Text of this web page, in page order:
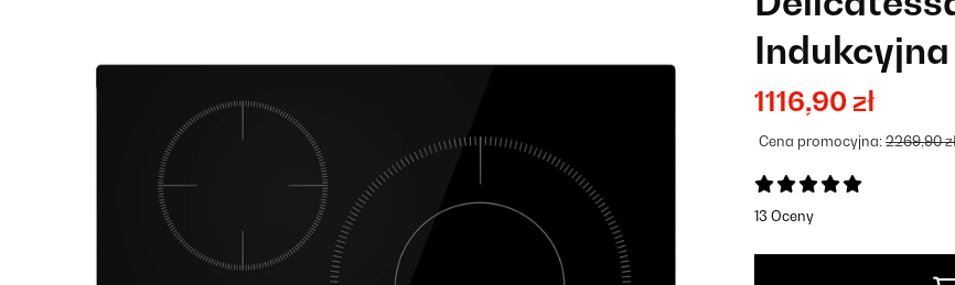
1116,90 zł
Cena promocyjna:2269,90
13 Oceny